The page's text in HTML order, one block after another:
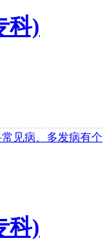
科)
见病、多发病有个
科)